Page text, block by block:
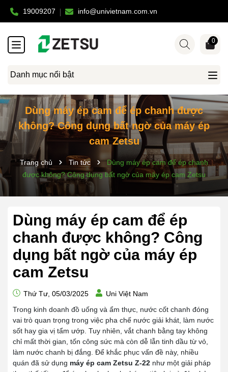
19009207 info@univietnam.com.vn
Danh mục nổi bật
0
Dùng máy ép cam để ép chanh được
không? Công dụng bất ngờ của máy ép
cam Zetsu
Trang chủ Tin tức
Dùng máy ép cam để ép chanh
được không? Công dụng bất ngờ của máy ép cam Zetsu
Dùng máy ép cam để ép
chanh được không? Công
dụng bất ngờ của máy ép
cam Zetsu
Thứ Tư, 05/03/2025
Uni Việt Nam
Trong kinh doanh đồ uống và ẩm thực, nước cốt chanh đóng
vai trò quan trọng trong việc pha chế nước giải khát, làm nước
sốt hay gia vị tẩm ướp. Tuy nhiên, vắt chanh bằng tay không
chỉ mất thời gian, tốn công sức mà còn dễ lẫn tinh dầu từ vỏ,
làm nước chanh bị đắng. Để khắc phục vấn đề này, nhiều
quán đã sử dụng máy ép cam Zetsu Z-22 như một giải pháp